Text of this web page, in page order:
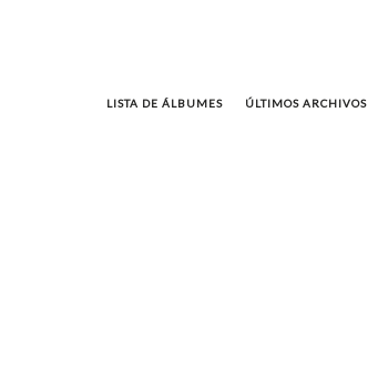
LISTA DE ÁLBUMES
ÚLTIMOS ARCHIVOS